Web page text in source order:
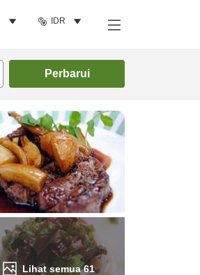
IDR
Perbarui
Lihat semua61
Cari kamar